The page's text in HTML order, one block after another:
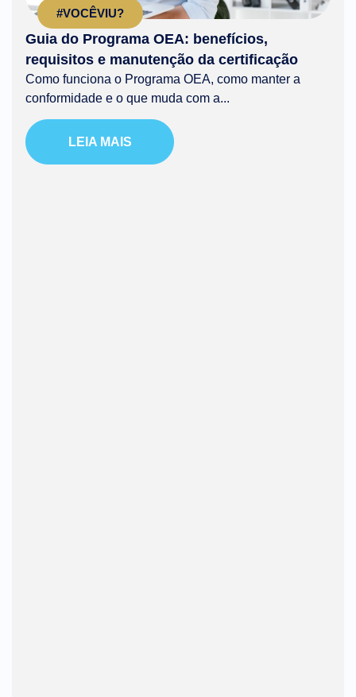
#VOCÊVIU?
Guia do Programa OEA: benefícios,
requisitos e manutenção da certificação
Como funciona o Programa OEA, como manter a
conformidade e o que muda com a...
LEIA MAIS